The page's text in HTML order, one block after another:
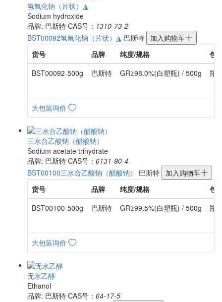
氢氧化钠（片状）◮
Sodium hydroxide
品牌: 巴斯特 CAS号： 1310-73-2
BST00092氢氧化钠（片状）◮ 巴斯特
加入购物车
货号
品牌 纯度/规格
包
BST00092-500g
巴斯特 GR≥98.0%(白塑瓶) / 500g 瓶
大包装询价
三水合乙酸钠（醋酸钠）
Sodium acetate trihydrate
品牌: 巴斯特 CAS号： 6131-90-4
BST00100三水合乙酸钠（醋酸钠） 巴斯特
加入购物车
货号
品牌 纯度/规格
包
BST00100-500g
巴斯特 GR≥99.5%(白塑瓶) / 500g 瓶
大包装询价
无水乙醇
Ethanol
品牌: 巴斯特 CAS号： 64-17-5